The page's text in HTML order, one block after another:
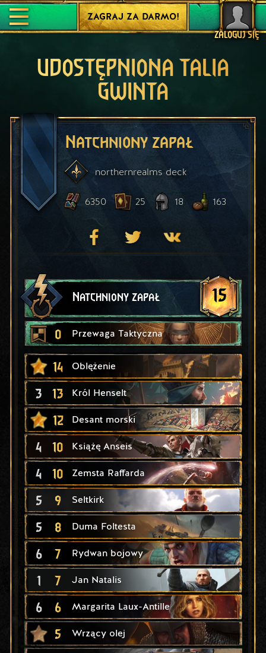
ZALOGUJ SIĘ
ZAGRAJ ZA DARMO!
UDOSTĘPNIONA TALIA
GWINTA
Natchniony zapał
northernrealmsdeck
6350 25 18 163
Natchniony zapał 15
0 Przewaga Taktyczna
14 Oblężenie
3 13 Król Henselt
12 Desant morski
4 10 Książę Anseis
4 10 Zemsta Raffarda
5 9 Seltkirk
5 8 Duma Foltesta
6 7 Rydwan bojowy
1 7 Jan Natalis
6 6 Margarita Laux-Antille
5 Wrzący olej